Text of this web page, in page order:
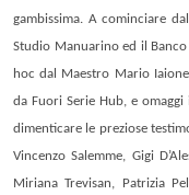
gambissima. A cominciare dall’
Studio Manuarino ed il
hoc dal Maestro Mario Iaione
da Fuori Serie Hub, e
dimenticare le preziose
Vincenzo Salemme, Gigi
Miriana Trevisan, Patrizia